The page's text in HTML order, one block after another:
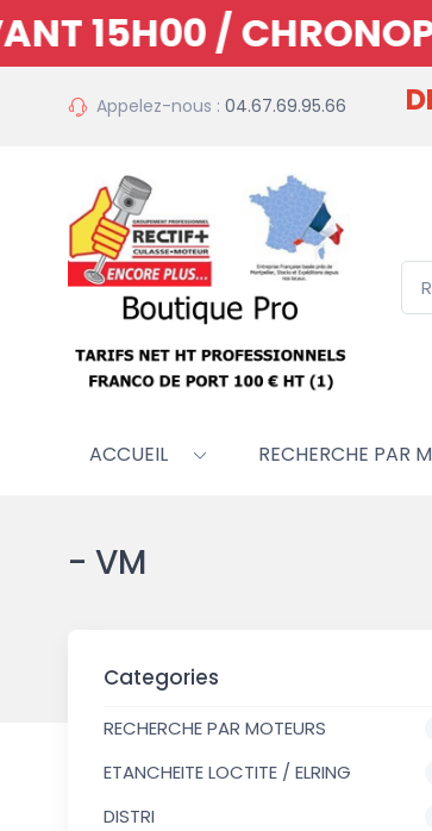
/
Appelez-nous : 04.67.69.95.66
ACCUEIL RECHERCHE PAR
- VM
Categories
RECHERCHE PAR MOTEURS
ETANCHEITE LOCTITE / ELRING
DISTRI